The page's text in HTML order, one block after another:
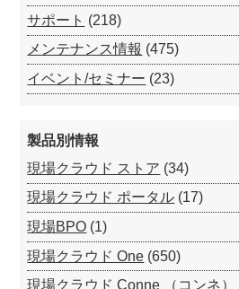
サポート (218)
メンテナンス情報 (475)
イベント/セミナー (23)
製品別情報
現場クラウド ストア (34)
現場クラウド ポータル (17)
現場BPO (1)
現場クラウド One (650)
現場クラウド Conne （コンネ）